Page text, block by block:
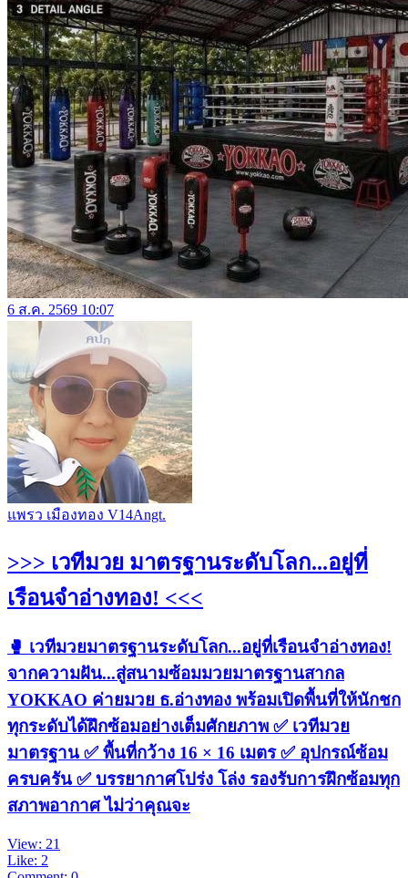
6 ส.ค. 2569 10:07
แพรว เมืองทอง V14Angt.
>>> เวทีมวย มาตรฐานระดับโลก...อยู่ที่
เรือนจำอ่างทอง! <<<
🥊 เวทีมวยมาตรฐานระดับโลก...อยู่ที่เรือนจำอ่างทอง!
จากความฝัน...สู่สนามซ้อมมวยมาตรฐานสากล
YOKKAO ค่ายมวย ธ.อ่างทอง พร้อมเปิดพื้นที่ให้นักชก
ทุกระดับได้ฝึกซ้อมอย่างเต็มศักยภาพ ✅ เวทีมวย
มาตรฐาน ✅ พื้นที่กว้าง 16 × 16 เมตร ✅ อุปกรณ์ซ้อม
ครบครัน ✅ บรรยากาศโปร่ง โล่ง รองรับการฝึกซ้อมทุก
สภาพอากาศ ไม่ว่าคุณจะ
View: 21
Like: 2